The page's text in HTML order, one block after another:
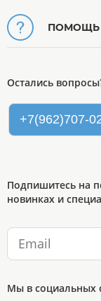
ПОМОЩЬ
Остались
+7(962)707-
Подпишитесь на
новинках и
Мы в социальных